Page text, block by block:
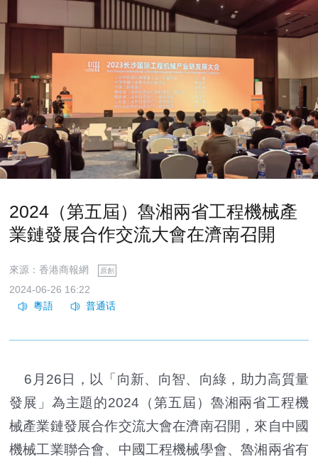
2024（第五屆）魯湘兩省工程機械產
業鏈發展合作交流大會在濟南召開
來源：香港商報網 原創
2024-06-26 16:22
6月26日，以「向新、向智、向綠，助力高質量
發展」為主題的2024（第五屆）魯湘兩省工程機
械產業鏈發展合作交流大會在濟南召開，來自中國
機械工業聯合會、中國工程機械學會、魯湘兩省有